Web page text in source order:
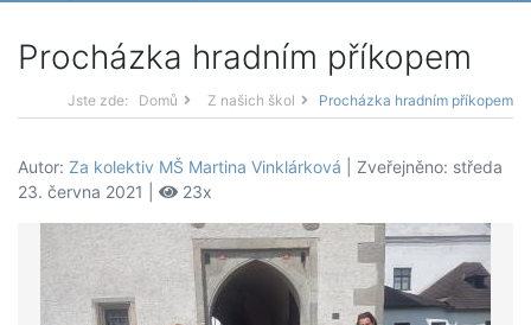
Procházka hradním příkopem
Jste zde: Domů Z našich škol Procházka hradním příkopem
Autor: Za kolektiv MŠ Martina Vinklárková | Zveřejněno: středa
23. června 2021 |
23x